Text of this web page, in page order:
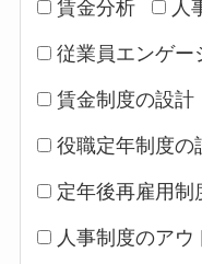
賃金分析 人
従業員エンゲー
賃金制度の設計
役職定年制度の
定年後再雇用制
人事制度のアウ